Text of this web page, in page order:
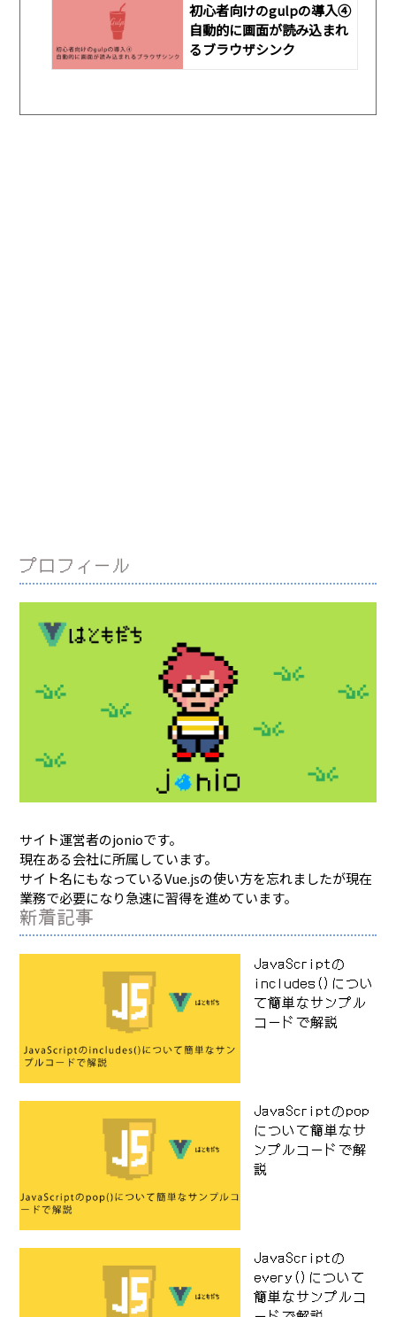
初心者向けのgulpの導入④
自動的に画面が読み込まれ
るブラウザシンク
プロフィール
サイト運営者のjonioです。
現在ある会社に所属しています。
サイト名にもなっているVue.jsの使い方を忘れましたが現在
業務で必要になり急速に習得を進めています。
新着記事
JavaScriptの
includes()につい
て簡単なサンプル
コードで解説
JavaScriptのpop
について簡単なサ
ンプルコードで解
説
JavaScriptの
every()について
簡単なサンプルコ